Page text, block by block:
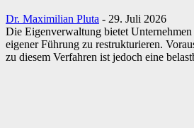
Dr. Maximilian Pluta - 29. Juli 2026
Die Eigenverwaltung bietet
eigener Führung zu restrukturieren.
zu diesem Verfahren ist jedoch eine